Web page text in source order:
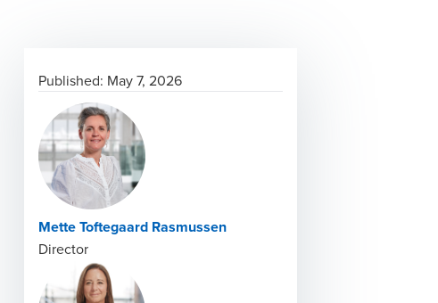
Published: May 7, 2026
Mette Toftegaard Rasmussen
Director